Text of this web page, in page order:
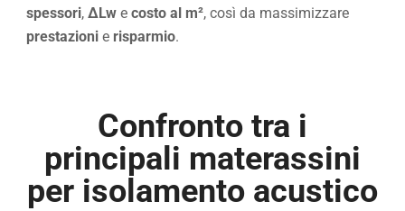
spessori,ΔLw ecosto al m², così da massimizzare
prestazioni e risparmio.
Confronto tra i
principali materassini
per isolamento acustico